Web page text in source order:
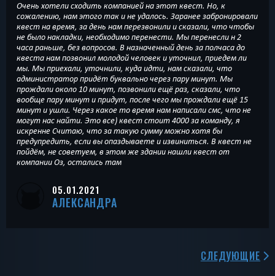
Очень хотели сходить компанией на этот квест. Но, к
сожалению, нам этого так и не удалось. Заранее забронировали
квест на время, за день нам перезвонили и сказали, что чтобы
не было накладки, необходимо перенести. Мы перенесли н 2
часа раньше, без вопросов. В назначенный день за полчаса до
квеста нам позвонил молодой человек и уточнил, приедем ли
мы. Мы приехали, уточнили, куда идти, нам сказали, что
администратор придёт буквально через пару минут. Мы
прождали около 10 минут, позвонили ещё раз, сказали, что
вообще пару минут и придут, после чего мы прождали ещё 15
минут и ушли. Через какое то время нам написали смс, что не
могут нас найти. Это все) квест стоит 4000 за команду, я
искренне Считаю, что за такую сумму можно хотя бы
предупредить, если вы опаздываете и извиниться. В квест не
пойдём, не советуем, в этом же здании нашли квест от
компании Оз, остались там
05.01.2021
АЛЕКСАНДРА
СЛЕДУЮЩИЕ